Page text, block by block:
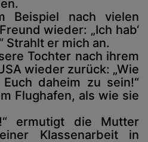
Beispiel nach vielen
wieder: „Ich hab‘
Strahlt er mich an.
Tochter nach ihrem
wieder zurück: „Wie
daheim zu sein!“
Flughafen, als wie sie
ermutigt die Mutter
Klassenarbeit in